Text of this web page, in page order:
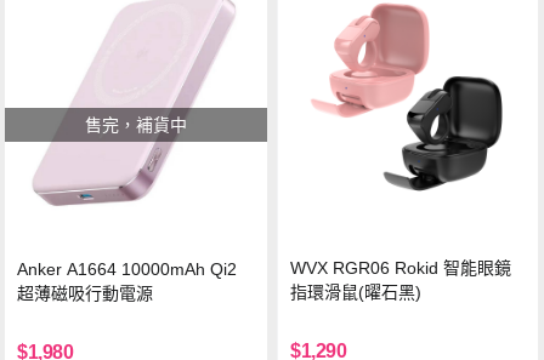
售完，補貨中
Anker A1664 10000mAh Qi2
超薄磁吸行動電源
$1,980
WVX RGR06 Rokid 智能眼鏡
指環滑鼠(曜石黑)
$1,290